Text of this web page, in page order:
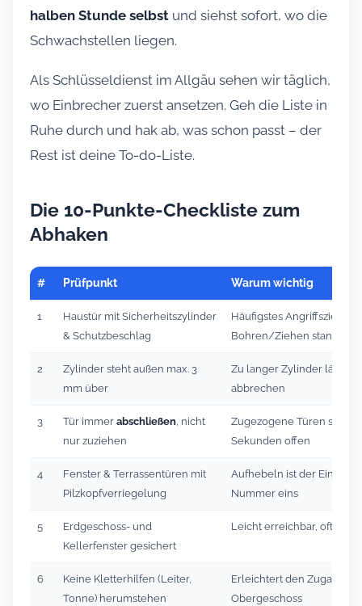
halben Stunde selbstund siehst sofort, wo die
Schwachstellen liegen.
Als Schlüsseldienst im Allgäu sehen wir täglich,
wo Einbrecher zuerst ansetzen. Geh die Liste in
Ruhe durch und hak ab, was schon passt – der
Rest ist deine To-do-Liste.
Die 10-Punkte-Checkliste zum
Abhaken
# Prüfpunkt Warum wichtig
1
Haustür mit Sicherheitszylinder
& Schutzbeschlag
Häufigstes Angriffsziel –
Bohren/Ziehen
2
Zylinder steht außen max. 3
mm über
Zu langer Zylinder lässt
abbrechen
3 Tür immer abschließen, nicht
nur zuziehen
Zugezogene Türen sind in
Sekunden offen
4
Fenster & Terrassentüren mit
Pilzkopfverriegelung
Aufhebeln ist der
Nummer eins
5
Erdgeschoss- und
Kellerfenster gesichert
Leicht erreichbar, oft
6
Keine Kletterhilfen (Leiter,
Tonne) herumstehen
Erleichtert den Zugang
Obergeschoss